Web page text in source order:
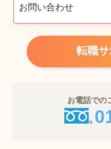
お問い合わせ
転職
お電話での